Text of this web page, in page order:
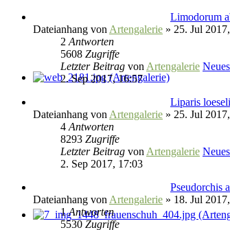
Limodorum
Dateianhang von Artengalerie » 25. Jul
2 Antworten
5608 Zugriffe
Letzter Beitrag von Artengalerie
2. Sep 2017, 16:57
Liparis
Dateianhang von Artengalerie » 25. Jul
4 Antworten
8293 Zugriffe
Letzter Beitrag von Artengalerie
2. Sep 2017, 17:03
Pseudorchis
Dateianhang von Artengalerie » 18. Jul
1Antworten
5530 Zugriffe